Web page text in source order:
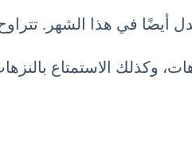
هذا الشهر. تتراوح درجات
وكذلك الاستمتاع